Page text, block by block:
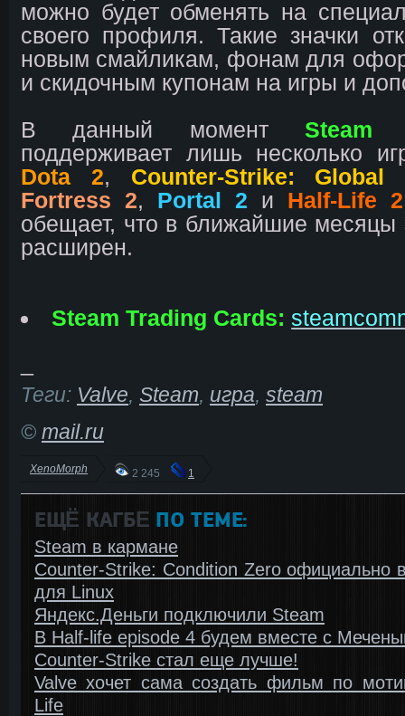
можно будет обменять на
своего профиля. Такие значки
новым смайликам, фонам для
и скидочным купонам на игры и
В данный момент Steam
поддерживает лишь несколько
Dota 2, Counter-Strike: Global
Fortress 2, Portal 2 и Half-Life 2
обещает, что в ближайшие месяцы
расширен.
Steam Trading Cards:
Теги: Valve, Steam, игра, steam
© mail.ru
XenoMorph 2 245 1
ЕЩЁ КАГБΕ ПО ТЕМЕ:
Steam в кармане
Counter-Strike: Condition Zero официально
для Linux
Яндекс.Деньги подключили Steam
В Half-life episode 4 будем вместе с
Counter-Strike стал еще лучше!
Valve хочет сама создать фильм по
Life